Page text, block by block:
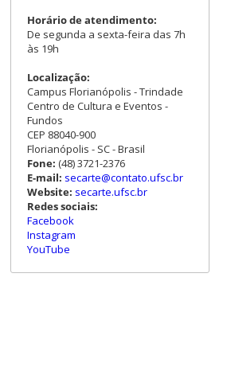
Horário de atendimento:
De segunda a sexta-feira das 7h
às 19h
Localização:
Campus Florianópolis - Trindade
Centro de Cultura e Eventos -
Fundos
CEP 88040-900
Florianópolis - SC - Brasil
Fone: (48) 3721-2376
E-mail: secarte@contato.ufsc.br
Website: secarte.ufsc.br
Redes sociais:
Facebook
Instagram
YouTube